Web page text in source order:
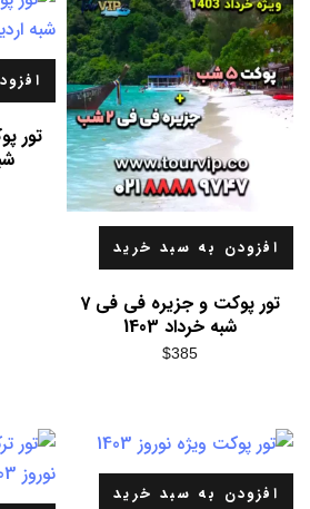
افزودن به سبد خرید
تور پوکت و جزیره فی فی 7
شبه خرداد 1403
$385
افزودن به سبد خرید